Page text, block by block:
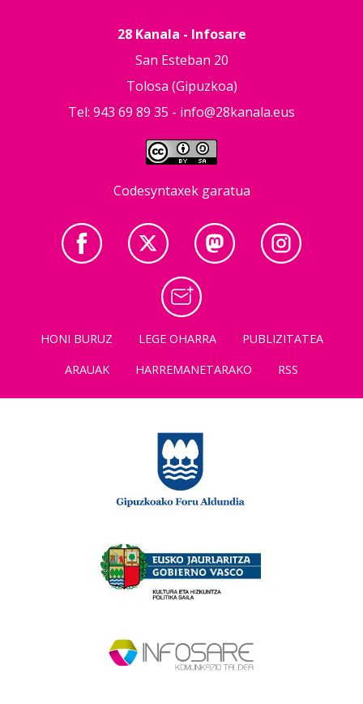
28 Kanala - Infosare
San Esteban 20
Tolosa (Gipuzkoa)
Tel: 943 69 89 35 - info@28kanala.eus
Codesyntaxek garatua
HONI BURUZ LEGE OHARRA
PUBLIZITATEA
ARAUAK
HARREMANETARAKO RSS